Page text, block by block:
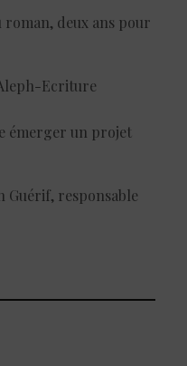
roman, deux ans pour
Ecriture
émerger un projet
Guérif, responsable